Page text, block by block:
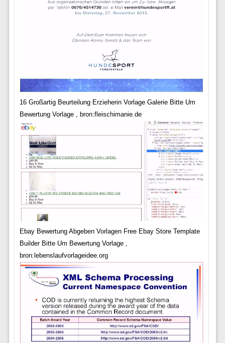
16 Großartig Beurteilung Erzieherin Vorlage Galerie Bitte Um
Bewertung Vorlage , bron:fleischimanie.de
Ebay Bewertung Abgeben Vorlagen Free Ebay Store Template
Builder Bitte Um Bewertung Vorlage ,
bron:lebenslaufvorlageidee.org